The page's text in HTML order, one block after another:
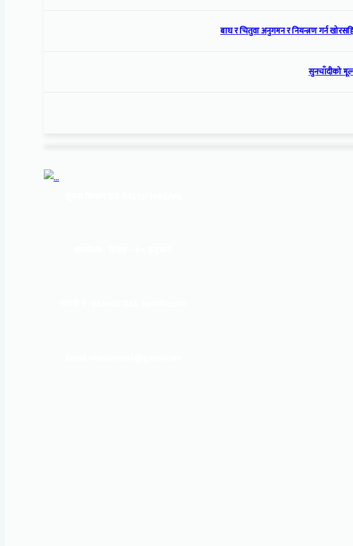
बाघ र चितुवा अनुगमन र नियन्त्रण गर्न
सुनचाँदीको